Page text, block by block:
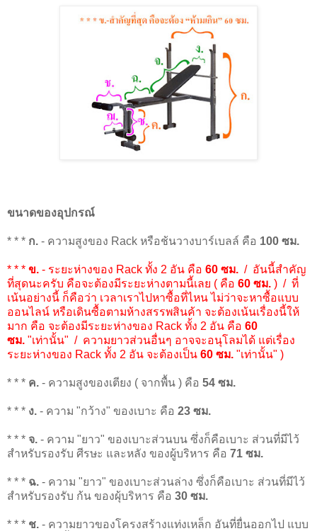
ขนาดของอุปกรณ์
* * * ก. - ความสูงของ Rack หรือช้นวางบาร์เบลล์ คือ 100 ซม.
* * * ข. - ระยะห่างของ Rack ทั้ง 2 อัน คือ 60 ซม. / อันนี้สำคัญ
ที่สุดนะครับ คือจะต้องมีระยะห่างตามนี้เลย ( คือ 60 ซม. ) / ที่
เน้นอย่างนี้ ก็คือว่า เวลาเราไปหาซื้อที่ไหน ไม่ว่าจะหาซื้อแบบ
ออนไลน์ หรือเดินซื้อตามห้างสรรพสินค้า จะต้องเน้นเรื่องนี้ให้
มาก คือ จะต้องมีระยะห่างของ Rack ทั้ง 2 อัน คือ 60
ซม. "เท่านั้น" / ความยาวส่วนอื่นๆ อาจจะอนุโลมได้ แต่เรื่อง
ระยะห่างของ Rack ทั้ง 2 อัน จะต้องเป็น 60 ซม. "เท่านั้น" )
* * * ค. - ความสูงของเตียง ( จากพื้น ) คือ 54 ซม.
* * * ง. - ความ "กว้าง" ของเบาะ คือ 23 ซม.
* * * จ. - ความ "ยาว" ของเบาะส่วนบน ซึ่งก็คือเบาะ ส่วนที่มีไว้
สำหรับรองรับ ศีรษะ และหลัง ของผู้บริหาร คือ 71 ซม.
* * * ฉ. - ความ "ยาว" ของเบาะส่วนล่าง ซึ่งก็คือเบาะ ส่วนที่มีไว้
สำหรับรองรับ ก้น ของผุ้บริหาร คือ 30 ซม.
* * * ช. - ความยาวของโครงสร้างแท่งเหล็ก อันที่ยื่นออกไป แบบ